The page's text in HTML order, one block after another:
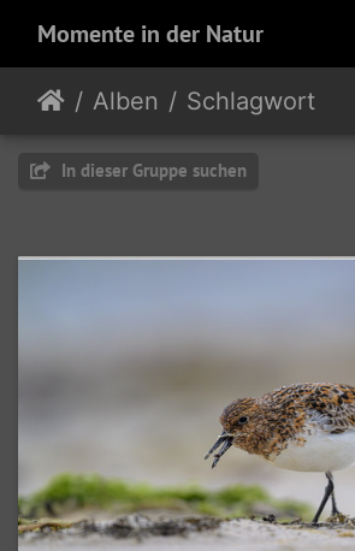
Momente in der Natur
Alben Schlagwort
In dieser Gruppe suchen